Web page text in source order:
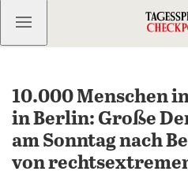
Kostenlos anmelden
10.000 Menschen
in Berlin: Große
am Sonntag nach
von